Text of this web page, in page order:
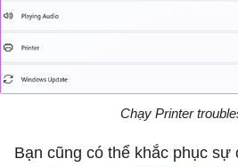
Chạy Printer
Bạn cũng có thể khắc phục sự